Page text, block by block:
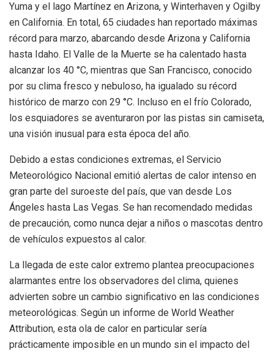
Yuma y el lago Martínez en Arizona, y Winterhaven y Ogilby
en California. En total, 65 ciudades han reportado máximas
récord para marzo, abarcando desde Arizona y California
hasta Idaho. El Valle de la Muerte se ha calentado hasta
alcanzar los 40 °C, mientras que San Francisco, conocido
por su clima fresco y nebuloso, ha igualado su récord
histórico de marzo con 29 °C. Incluso en el frío Colorado,
los esquiadores se aventuraron por las pistas sin camiseta,
una visión inusual para esta época del año.
Debido a estas condiciones extremas, el Servicio
Meteorológico Nacional emitió alertas de calor intenso en
gran parte del suroeste del país, que van desde Los
Ángeles hasta Las Vegas. Se han recomendado medidas
de precaución, como nunca dejar a niños o mascotas dentro
de vehículos expuestos al calor.
La llegada de este calor extremo plantea preocupaciones
alarmantes entre los observadores del clima, quienes
advierten sobre un cambio significativo en las condiciones
meteorológicas. Según un informe de World Weather
Attribution, esta ola de calor en particular sería
prácticamente imposible en un mundo sin el impacto del